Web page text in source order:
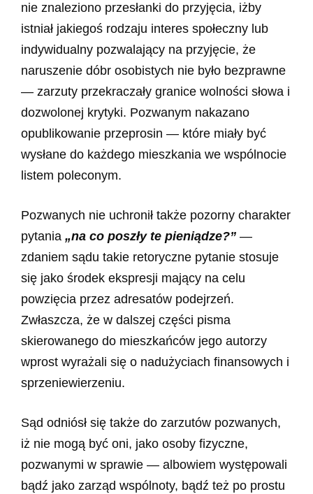
nie znaleziono przesłanki do przyjęcia, iżby
istniał jakiegoś rodzaju interes społeczny lub
indywidualny pozwalający na przyjęcie, że
naruszenie dóbr osobistych nie było bezprawne
— zarzuty przekraczały granice wolności słowa i
dozwolonej krytyki. Pozwanym nakazano
opublikowanie przeprosin — które miały być
wysłane do każdego mieszkania we wspólnocie
listem poleconym.
Pozwanych nie uchronił także pozorny charakter
pytania „na co poszły te pieniądze?” —
zdaniem sądu takie retoryczne pytanie stosuje
się jako środek ekspresji mający na celu
powzięcia przez adresatów podejrzeń.
Zwłaszcza, że w dalszej części pisma
skierowanego do mieszkańców jego autorzy
wprost wyrażali się o nadużyciach finansowych i
sprzeniewierzeniu.
Sąd odniósł się także do zarzutów pozwanych,
iż nie mogą być oni, jako osoby fizyczne,
pozwanymi w sprawie — albowiem występowali
bądź jako zarząd wspólnoty, bądź też po prostu